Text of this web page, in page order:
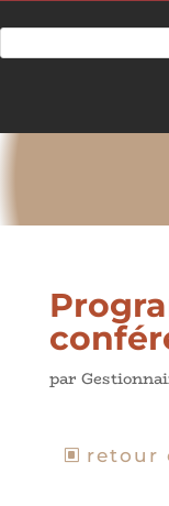
par
retour